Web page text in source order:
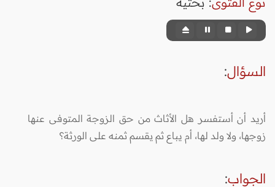
السؤال:
أريد أن أستفسر هل الأثاث من حق الزوجة المتوفى عنها
زوجها، ولا ولد لها، أم يباع ثم يقسم ثمنه على الورثة؟
الجواب: